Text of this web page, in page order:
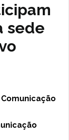
sede